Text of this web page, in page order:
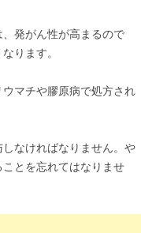
発がん性が高まるので
ります。
マチや膠原病で処方され
なければなりません。や
とを忘れてはなりませ